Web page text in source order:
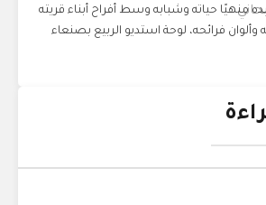
منهيًا حياته وشبابه وسط أفراح أبناء قريته
وألوان فرائحه، لوحة استديو الربيع بصنعاء